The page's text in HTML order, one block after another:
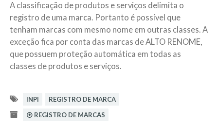
A classificação de produtos e serviços delimita o
registro de uma marca. Portanto é possível que
tenham marcas com mesmo nome em outras classes. A
exceção fica por conta das marcas de ALTO RENOME,
que possuem proteção automática em todas as
classes de produtos e serviços.
INPI
REGISTRO DE MARCA
⦿ REGISTRO DE MARCAS